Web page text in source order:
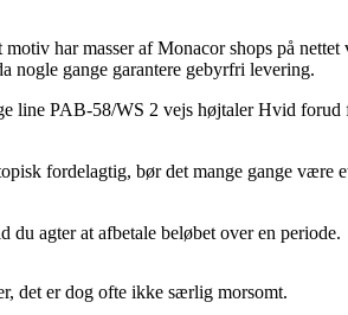
har masser af Monacor shops på
nogle gange garantere gebyrfri levering.
line PAB-58/WS 2 vejs højtaler Hvid forud
fordelagtig, bør det mange gange være
agter at afbetale beløbet over en periode.
det er dog ofte ikke særlig morsomt.